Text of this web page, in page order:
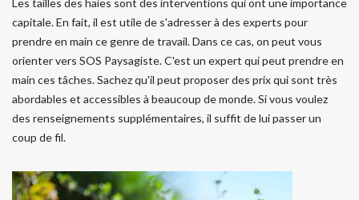
Les tailles des haies sont des interventions qui ont une importance
capitale. En fait, il est utile de s'adresser à des experts pour
prendre en main ce genre de travail. Dans ce cas, on peut vous
orienter vers SOS Paysagiste. C'est un expert qui peut prendre en
main ces tâches. Sachez qu'il peut proposer des prix qui sont très
abordables et accessibles à beaucoup de monde. Si vous voulez
des renseignements supplémentaires, il suffit de lui passer un
coup de fil.